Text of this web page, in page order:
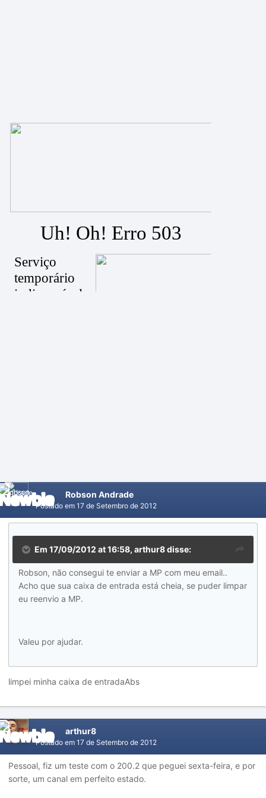
Robson Andrade
Postado em 17 de Setembro de 2012
Em 17/09/2012 at 16:58, arthur8 disse:
Robson, não consegui te enviar a MP com meu email..
Acho que sua caixa de entrada está cheia, se puder limpar
eu reenvio a MP.
Valeu por ajudar.
limpei minha caixa de entradaAbs
arthur8
Postado em 17 de Setembro de 2012
Pessoal, fiz um teste com o 200.2 que peguei sexta-feira, e por
sorte, um canal em perfeito estado.